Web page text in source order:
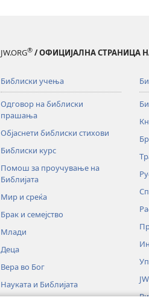
JW.ORG® / ОФИЦИЈАЛНА СТРАНИЦА
Библиски учења
Одговор на библиски
прашања
Објаснети библиски стихови
Библиски курс
Помош за проучување на
Библијата
Мир и среќа
Брак и семејство
Млади
Деца
Вера во Бог
Науката и Библијата